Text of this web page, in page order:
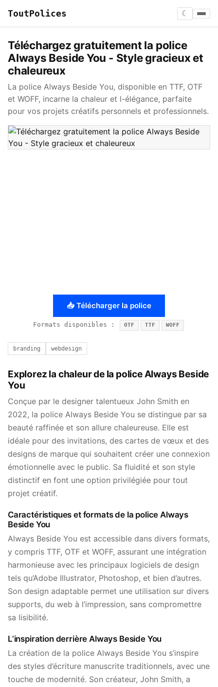
ToutPolices ☾
Téléchargez gratuitement la police
Always Beside You - Style gracieux et
chaleureux
La police Always Beside You, disponible en TTF, OTF
et WOFF, incarne la chaleur et l-élégance, parfaite
pour vos projets créatifs personnels et professionnels.
📥 Télécharger la police
Formats disponibles : OTF TTF WOFF
branding webdesign
Explorez la chaleur de la police Always Beside
You
Conçue par le designer talentueux John Smith en
2022, la police Always Beside You se distingue par sa
beauté raffinée et son allure chaleureuse. Elle est
idéale pour des invitations, des cartes de vœux et des
designs de marque qui souhaitent créer une connexion
émotionnelle avec le public. Sa fluidité et son style
distinctif en font une option privilégiée pour tout
projet créatif.
Caractéristiques et formats de la police Always
Beside You
Always Beside You est accessible dans divers formats,
y compris TTF, OTF et WOFF, assurant une intégration
harmonieuse avec les principaux logiciels de design
tels qu’Adobe Illustrator, Photoshop, et bien d’autres.
Son design adaptable permet une utilisation sur divers
supports, du web à l’impression, sans compromettre
sa lisibilité.
L’inspiration derrière Always Beside You
La création de la police Always Beside You s’inspire
des styles d’écriture manuscrite traditionnels, avec une
touche de modernité. Son créateur, John Smith, a